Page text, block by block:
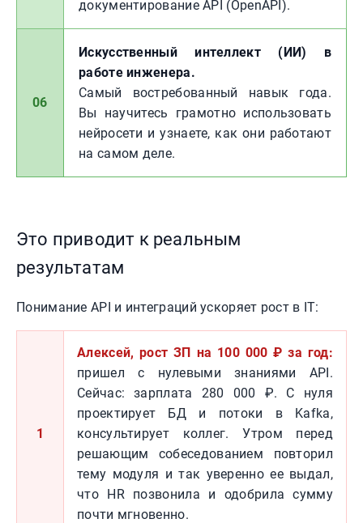
документирование API (OpenAPI).
06
Искусственный интеллект (ИИ) в
работе инженера.
Самый востребованный навык года.
Вы научитесь грамотно использовать
нейросети и узнаете, как они работают
на самом деле.
Это приводит к реальным
результатам
Понимание API и интеграций ускоряет рост в IT:
1
Алексей, рост ЗП на 100 000 ₽ за год:
пришел с нулевыми знаниями API.
Сейчас: зарплата 280 000 ₽. С нуля
проектирует БД и потоки в Kafka,
консультирует коллег. Утром перед
решающим собеседованием повторил
тему модуля и так уверенно ее выдал,
что HR позвонила и одобрила сумму
почти мгновенно.